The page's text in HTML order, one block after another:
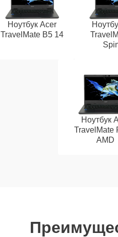
Ноутбук Acer
TravelMate B5 14
Ноутбук
TravelMate
AMD